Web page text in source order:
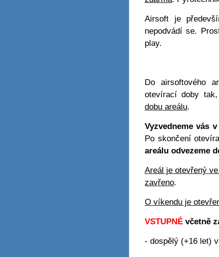
Airsoft je
nepodvádí se.
play.
Do airsoftového
otevírací doby
dobu areálu.
Vyzvedneme vás
Po skončení
areálu odvezeme
Areál je otevřený
zavřeno.
O víkendu je
VSTUPNÉ včetně
- dospělý (+16 let)